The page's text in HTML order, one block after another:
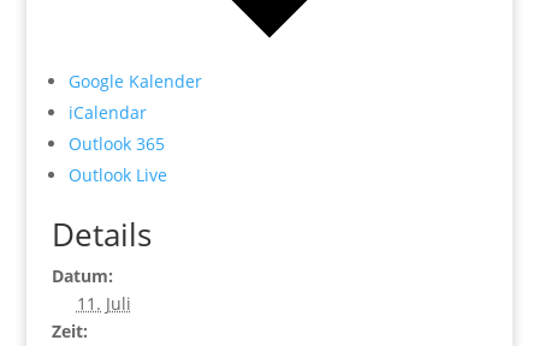
Google Kalender
iCalendar
Outlook 365
Outlook Live
Details
Datum:
11. Juli
Zeit: